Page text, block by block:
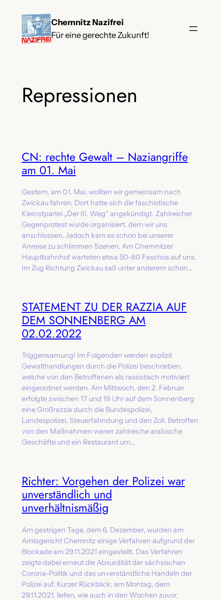
Inhalt
springen
Chemnitz Nazifrei
Für eine gerechte Zukunft!
Repressionen
CN: rechte Gewalt – Naziangriffe
am 01. Mai
Gestern, am 01. Mai, wollten wir gemeinsam nach
Zwickau fahren. Dort hatte sich die faschistische
Kleinstpartei „Der III. Weg“ angekündigt. Zahlreicher
Gegenprotest wurde organisiert, dem wir uns
anschlossen. Jedoch kam es schon bei unserer
Anreise zu schlimmen Szenen. Am Chemnitzer
Hauptbahnhof warteten etwa 50-60 Faschos auf uns.
Im Zug Richtung Zwickau saß unter anderem schon…
STATEMENT ZU DER RAZZIA AUF
DEM SONNENBERG AM
02.02.2022
Triggerwarnung! Im Folgenden werden explizit
Gewalthandlungen durch die Polizei beschrieben,
welche von den Betroffenen als rassistisch motiviert
eingeordnet werden. Am Mittwoch, den 2. Februar
erfolgte zwischen 17 und 19 Uhr auf dem Sonnenberg
eine Großrazzia durch die Bundespolizei,
Landespolizei, Steuerfahndung und den Zoll. Betroffen
von den Maßnahmen waren zahlreiche arabische
Geschäfte und ein Restaurant um…
Richter: Vorgehen der Polizei war
unverständlich und
unverhältnismäßig
Am gestrigen Tage, dem 6. Dezember, wurden am
Amtsgericht Chemnitz einige Verfahren aufgrund der
Blockade am 29.11.2021 eingestellt. Das Verfahren
zeigte dabei erneut die Absurdität der sächsischen
Corona-Politik und das unverständliche Handeln der
Polizei auf. Kurzer Rückblick: am Montag, dem
29.11.2021, liefen, wie auch in den Wochen zuvor,